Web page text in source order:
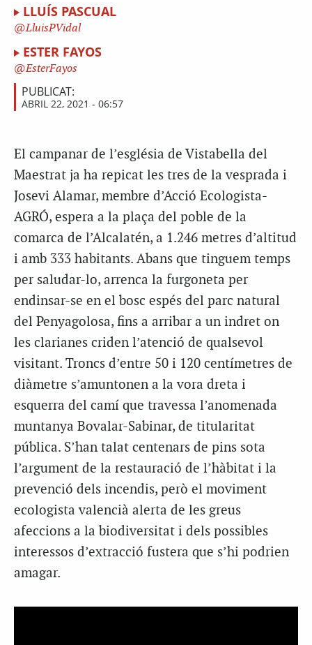
LLUÍS PASCUAL
LluisPVidal
ESTER FAYOS
EsterFayos
PUBLICAT:
ABRIL 22, 2021 - 06:57
El campanar de l’església de Vistabella del
Maestrat ja ha repicat les tres de la vesprada i
Josevi Alamar, membre d’Acció Ecologista-
AGRÓ, espera a la plaça del poble de la
comarca de l’Alcalatén, a 1.246 metres d’altitud
i amb 333 habitants. Abans que tinguem temps
per saludar-lo, arrenca la furgoneta per
endinsar-se en el bosc espés del parc natural
del Penyagolosa, fins a arribar a un indret on
les clarianes criden l’atenció de qualsevol
visitant. Troncs d’entre 50 i 120 centímetres de
diàmetre s’amuntonen a la vora dreta i
esquerra del camí que travessa l’anomenada
muntanya Bovalar-Sabinar, de titularitat
pública. S’han talat centenars de pins sota
l’argument de la restauració de l’hàbitat i la
prevenció dels incendis, però el moviment
ecologista valencià alerta de les greus
afeccions a la biodiversitat i dels possibles
interessos d’extracció fustera que s’hi podrien
amagar.